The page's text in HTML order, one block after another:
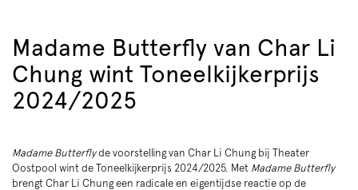
Madame Butterfly van Char Li
Chung wint Toneelkijkerprijs
2024/2025
Madame Butterflyde voorstelling van Char Li Chung bij Theater
Oostpool wint de Toneelkijkerprijs 2024/2025. Met Madame Butterfly
brengt Char Li Chung een radicale en eigentijdse reactie op de